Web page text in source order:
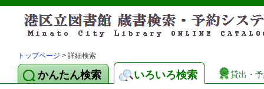
トップページ > 詳細検索
かんたん検索 いろいろ検索 貸出・